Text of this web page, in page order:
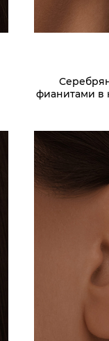
фианитами в